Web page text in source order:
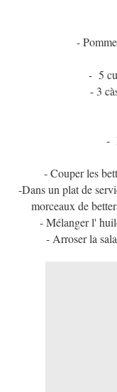
-
- 5
- 3
-
- Couper les
-Dans un plat de
morceaux de
- Mélanger l'
- Arroser la